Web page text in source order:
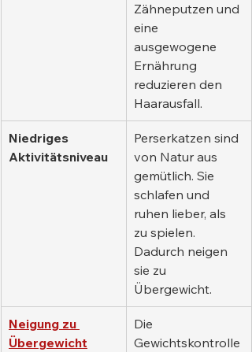
Zähneputzen und
eine
ausgewogene
Ernährung
reduzieren den
Haarausfall.
Niedriges
Aktivitätsniveau
Perserkatzen sind
von Natur aus
gemütlich. Sie
schlafen und
ruhen lieber, als
zu spielen.
Dadurch neigen
sie zu
Übergewicht.
Neigung zu
Übergewicht
Die
Gewichtskontrolle